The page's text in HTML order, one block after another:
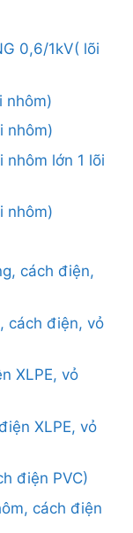
0,6/1kV( lõi
nhôm)
nhôm)
nhôm lớn 1 lõi
nhôm)
cách điện,
cách điện, vỏ
XLPE, vỏ
XLPE, vỏ
điện PVC)
cách điện